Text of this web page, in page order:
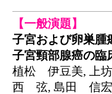
【一般演題】
子宮および卵巣腫
子宮頸部腺癌の臨
植松 伊豆美, 上
西 弦, 島田 信宏